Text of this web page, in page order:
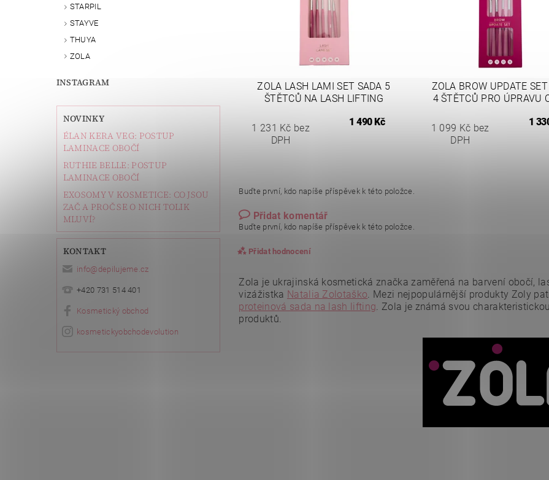
STARPIL
STAYVE
THUYA
ZOLA
INSTAGRAM
NOVINKY
ÉLAN KERA VEG: POSTUP
LAMINACE OBOČÍ
RUTHIE BELLE: POSTUP
LAMINACE OBOČÍ
EXOSOMY V KOSMETICE: CO JSOU
ZAČ A PROČ SE O NICH TOLIK
MLUVÍ?
KONTAKT
info@ depilujeme.cz
+420 731 514 401
Kosmetický obchod
kosmetickyobchodevolution
ZOLA LASH LAMI SET SADA 5
ŠTĚTCŮ NA LASH LIFTING
1 231 Kč bez
DPH
1 490 Kč
ZOLA BROW UPDATE
4 ŠTĚTCŮ PRO ÚPRAVU
1 099 Kč bez
DPH
1
Buďte první, kdo napíše příspěvek k této položce.
Přidat komentář
Buďte první, kdo napíše příspěvek k této položce.
Přidat hodnocení
Zola je ukrajinská kosmetická značka zaměřená na barvení obočí,
vizážistka Natalia Zolotaško. Mezi nejpopulárnější produkty Zoly
proteinová sada na lash lifting. Zola je známá svou
produktů.